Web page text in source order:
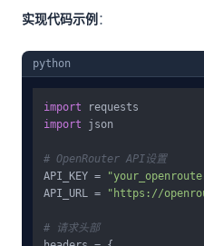
实现代码示例 ：
python
import
import json
# OpenRouter API设置
API_KEY =
API_URL =
"https://
# 请求头部